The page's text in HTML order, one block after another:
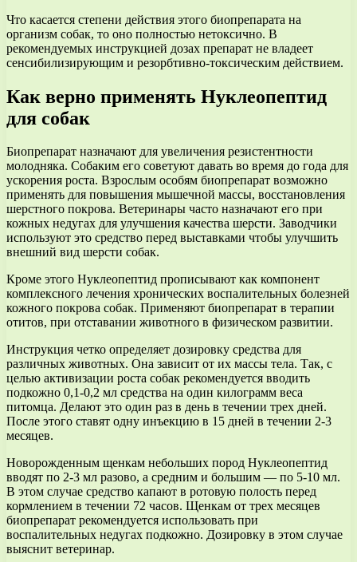
Что касается степени действия этого биопрепарата на
организм собак, то оно полностью нетоксично. В
рекомендуемых инструкцией дозах препарат не владеет
сенсибилизирующим и резорбтивно-токсическим действием.
Как верно применять Нуклеопептид
для собак
Биопрепарат назначают для увеличения резистентности
молодняка. Собаким его советуют давать во время до года для
ускорения роста. Взрослым особям биопрепарат возможно
применять для повышения мышечной массы, восстановления
шерстного покрова. Ветеринары часто назначают его при
кожных недугах для улучшения качества шерсти. Заводчики
используют это средство перед выставками чтобы улучшить
внешний вид шерсти собак.
Кроме этого Нуклеопептид прописывают как компонент
комплексного лечения хронических воспалительных болезней
кожного покрова собак. Применяют биопрепарат в терапии
отитов, при отставании животного в физическом развитии.
Инструкция четко определяет дозировку средства для
различных животных. Она зависит от их массы тела. Так, с
целью активизации роста собак рекомендуется вводить
подкожно 0,1-0,2 мл средства на один килограмм веса
питомца. Делают это один раз в день в течении трех дней.
После этого ставят одну инъекцию в 15 дней в течении 2-3
месяцев.
Новорожденным щенкам небольших пород Нуклеопептид
вводят по 2-3 мл разово, а средним и большим — по 5-10 мл.
В этом случае средство капают в ротовую полость перед
кормлением в течении 72 часов. Щенкам от трех месяцев
биопрепарат рекомендуется использовать при
воспалительных недугах подкожно. Дозировку в этом случае
выяснит ветеринар.